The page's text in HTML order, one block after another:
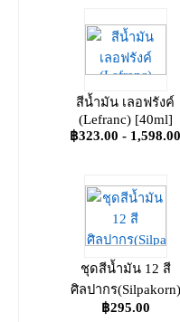
สีน้ำมัน เลอฟรังค์
(Lefranc) [40ml]
฿323.00 - 1,598.00
ชุดสีน้ำมัน 12 สี
ศิลปากร(Silpakorn)
฿295.00